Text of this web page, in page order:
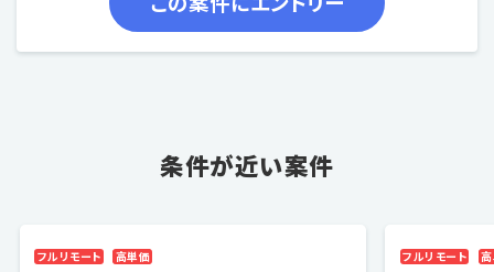
条件が近い案件
フルリモート 高単価 フルリモート